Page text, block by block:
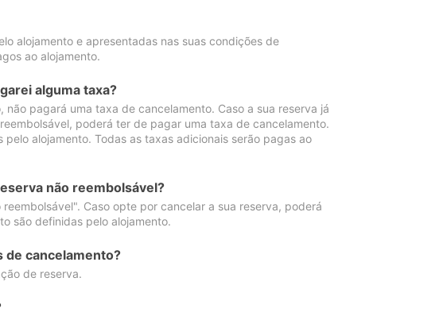
alojamento e apresentadas nas suas condições de
ao alojamento.
alguma taxa?
pagará uma taxa de cancelamento. Caso a sua reserva já
poderá ter de pagar uma taxa de cancelamento.
alojamento. Todas as taxas adicionais serão pagas ao
não reembolsável?
Caso opte por cancelar a sua reserva, poderá
são definidas pelo alojamento.
de cancelamento?
de reserva.